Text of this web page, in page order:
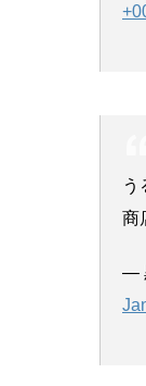
う
商
—